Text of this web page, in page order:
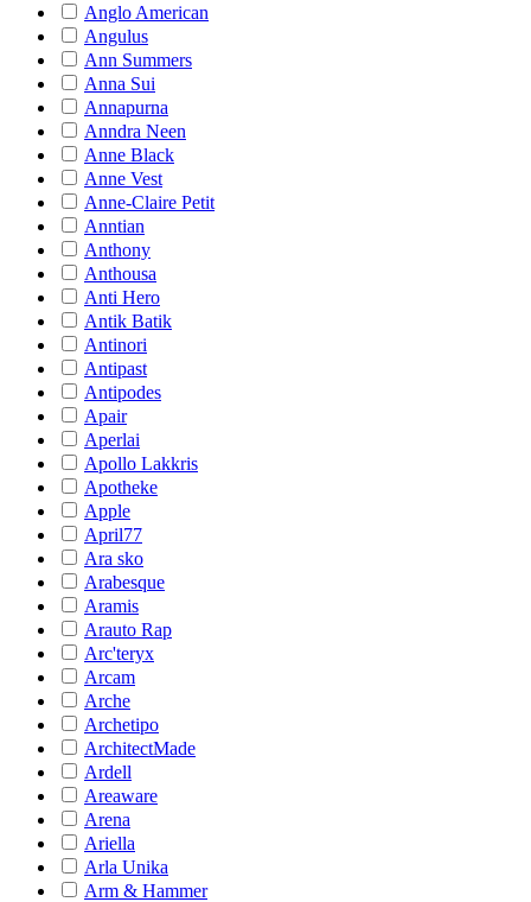
Anglo American
Angulus
Ann Summers
Anna Sui
Annapurna
Anndra Neen
Anne Black
Anne Vest
Anne-Claire Petit
Anntian
Anthony
Anthousa
Anti Hero
Antik Batik
Antinori
Antipast
Antipodes
Apair
Aperlai
Apollo Lakkris
Apotheke
Apple
April77
Ara sko
Arabesque
Aramis
Arauto Rap
Arc'teryx
Arcam
Arche
Archetipo
ArchitectMade
Ardell
Areaware
Arena
Ariella
Arla Unika
Arm & Hammer